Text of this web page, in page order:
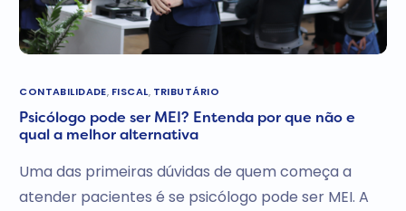
CONTABILIDADE, FISCAL, TRIBUTÁRIO
Psicólogo pode ser MEI? Entenda por que não e
qual a melhor alternativa
Uma das primeiras dúvidas de quem começa a
atender pacientes é se psicólogo pode ser MEI. A